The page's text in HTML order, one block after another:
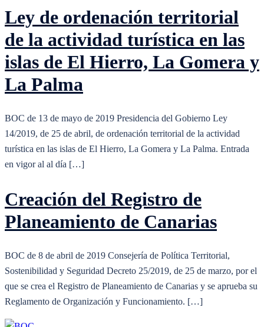
Ley de ordenación territorial
de la actividad turística en las
islas de El Hierro, La Gomera y
La Palma
BOC de 13 de mayo de 2019 Presidencia del Gobierno Ley
14/2019, de 25 de abril, de ordenación territorial de la actividad
turística en las islas de El Hierro, La Gomera y La Palma. Entrada
en vigor al al día […]
Creación del Registro de
Planeamiento de Canarias
BOC de 8 de abril de 2019 Consejería de Política Territorial,
Sostenibilidad y Seguridad Decreto 25/2019, de 25 de marzo, por el
que se crea el Registro de Planeamiento de Canarias y se aprueba su
Reglamento de Organización y Funcionamiento. […]